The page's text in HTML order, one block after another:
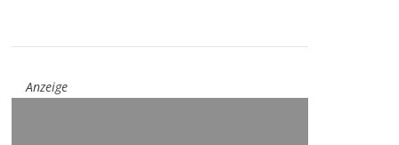
Anzeige